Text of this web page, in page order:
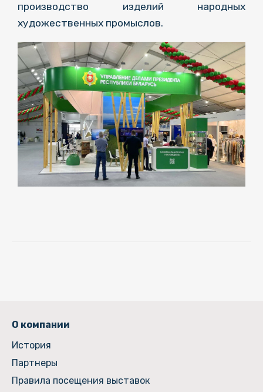
производство изделий народных
художественных промыслов.
О компании
История
Партнеры
Правила посещения выставок